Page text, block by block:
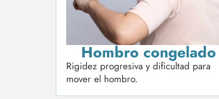
Hombro congelado
Rigidez progresiva y dificultad para
mover el hombro.